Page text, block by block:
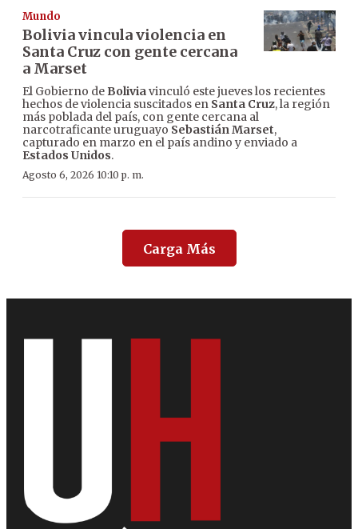
Mundo
Bolivia vincula violencia en
Santa Cruz con gente cercana
a Marset
El Gobierno de Boliviavinculó este jueves los recientes
hechos de violencia suscitados en Santa Cruz, la región
más poblada del país, con gente cercana al
narcotraficante uruguayo Sebastián Marset,
capturado en marzo en el país andino y enviado a
Estados Unidos.
Agosto 6, 2026 10:10 p. m.
Carga Más